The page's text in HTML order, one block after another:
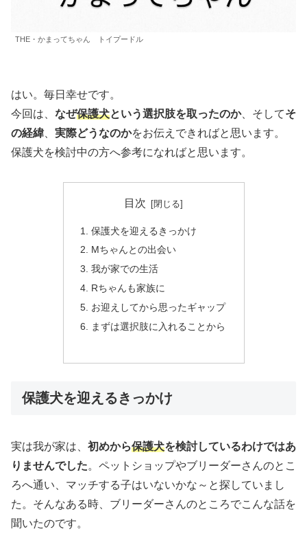
THE・かまってちゃん トイプードル
はい。毎日幸せです。
今回は、 なぜ保護犬という選択肢を取ったのか、そしてそ
の経緯、 実際どうなのかをお伝えできればと思います。
保護犬を検討中の方へ参考になればと思います。
目次
保護犬を迎えるきっかけ
Mちゃんとの出会い
我が家での生活
Rちゃんも家族に
お迎えしてから思ったギャップ
まずは選択肢に入れることから
保護犬を迎えるきっかけ
実は我が家は、 初めから保護犬を検討しているわけではあ
りませんでした。ペットショップやブリーダーさんのとこ
ろへ通い、マッチする子はいないかな～と探していまし
た。そんなある時、ブリーダーさんのところでこんな話を
聞いたのです。